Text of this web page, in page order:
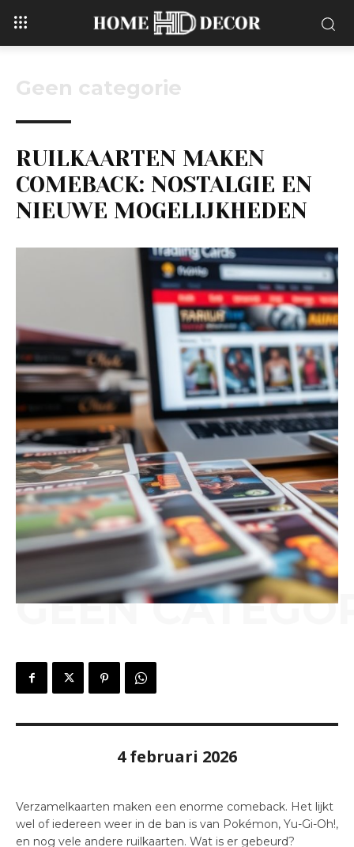
Geen categorie
RUILKAARTEN MAKEN
COMEBACK: NOSTALGIE EN
NIEUWE MOGELIJKHEDEN
GEEN
4 februari 2026
Verzamelkaarten maken een enorme comeback. Het lijkt
wel of iedereen weer in de ban is van Pokémon, Yu-Gi-Oh!,
en nog vele andere ruilkaarten. Wat is er gebeurd?